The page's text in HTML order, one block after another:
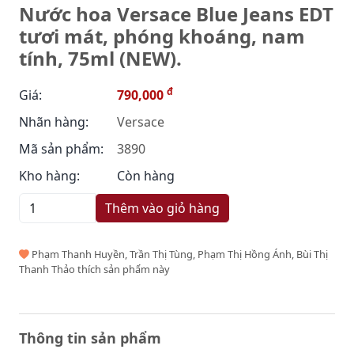
Nước hoa Versace Blue Jeans EDT
tươi mát, phóng khoáng, nam
tính, 75ml (NEW).
Giá: 790,000 đ
Nhãn hàng:
Versace
Mã sản phẩm:
3890
Kho hàng:
Còn hàng
Thêm vào giỏ hàng
Phạm Thanh Huyền, Trần Thị Tùng, Phạm Thị Hồng Ánh, Bùi Thị
Thanh Thảo thích sản phẩm này
Thông tin sản phẩm